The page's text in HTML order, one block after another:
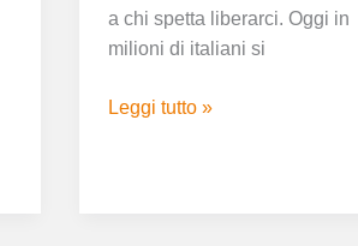
a chi spetta liberarci. Oggi in
milioni di italiani si
Leggi tutto »